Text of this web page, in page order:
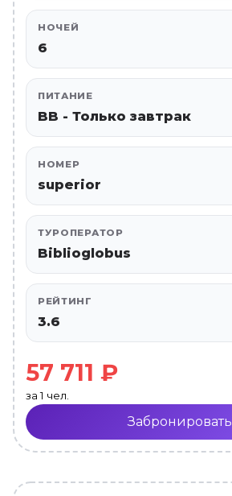
НОЧЕЙ
6
ПИТАНИЕ
BB - Только завтрак
НОМЕР
superior
ТУРОПЕРАТОР
Biblioglobus
РЕЙТИНГ
3.6
57 711 ₽
за 1 чел.
Забронировать